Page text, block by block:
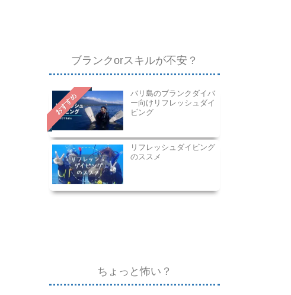
ブランクorスキルが不安？
おすすめ
バリ島のブランクダイバ
ー向けリフレッシュダイ
ビング
リフレッシュダイビング
のススメ
ちょっと怖い？